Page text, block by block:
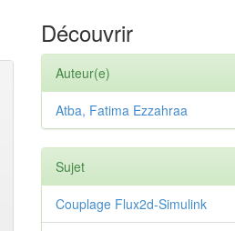
Découvrir
Auteur(e)
Atba, Fatima Ezzahraa
Sujet
Couplage Flux2d-Simulink